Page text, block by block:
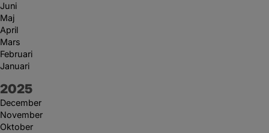
Juni
Maj
April
Mars
Februari
Januari
År:
2025
December
November
Oktober